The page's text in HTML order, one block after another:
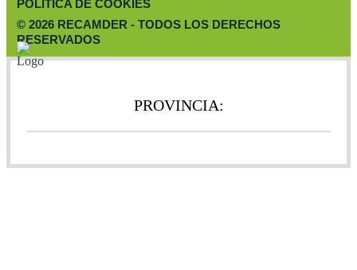
© 2026 RECAMDER - TODOS LOS DERECHOS
RESERVADOS
POLÍTICA DE COOKIES
PROVINCIA: